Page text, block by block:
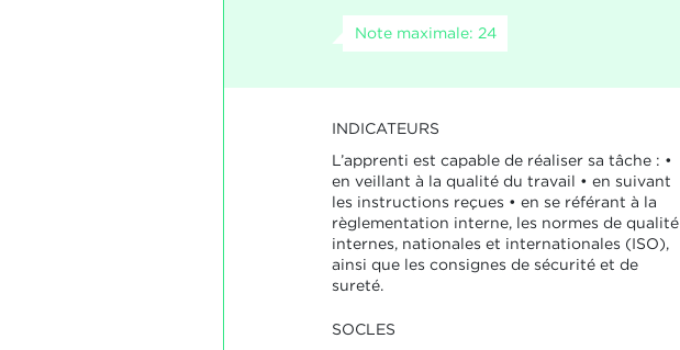
Note maximale: 24
INDICATEURS
L’apprenti est capable de réaliser sa tâche : •
en veillant à la qualité du travail • en suivant
les instructions reçues • en se référant à la
règlementation interne, les normes de qualité
internes, nationales et internationales (ISO),
ainsi que les consignes de sécurité et de
sureté.
SOCLES